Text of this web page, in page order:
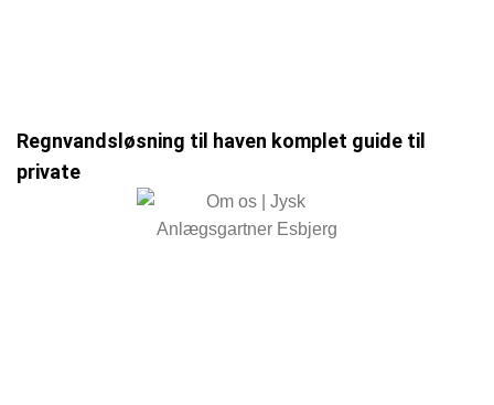
Regnvandsløsning til haven komplet guide til
private